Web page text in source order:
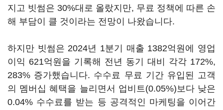
지고 빗썸은 30%대로 올랐지만, 무료 정책에 따른 손
해 부담이 클 것이라는 전망이 나왔습니다.
하지만 빗썸은 2024년 1분기 매출 1382억원에 영업
이익 621억원을 기록해 전년 동기 대비 각각 172%,
283% 증가했습니다. 수수료 무료 기간 유입된 고객
의 멤버십 혜택을 늘리면서 업비트(0.05%)보다 낮은
0.04% 수수료를 받는 등 공격적인 마케팅을 이어간